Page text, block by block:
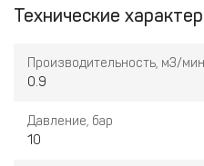
Технические
Производительность, м3/мин
0.9
Давление, бар
10